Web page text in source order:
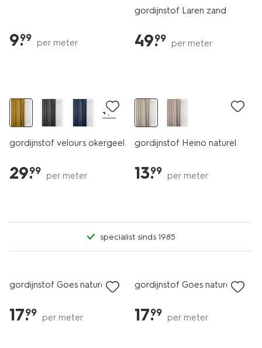
9.
99 per meter
gordijnstof Laren zand
49.
99 per meter
+17
gordijnstof velours okergeel
29.
99 per meter
gordijnstof Heino naturel
13.
99 per meter
specialist sinds 1985
gordijnstof Goes naturel
17.
99 per meter
gordijnstof Goes naturel
17.
99 per meter